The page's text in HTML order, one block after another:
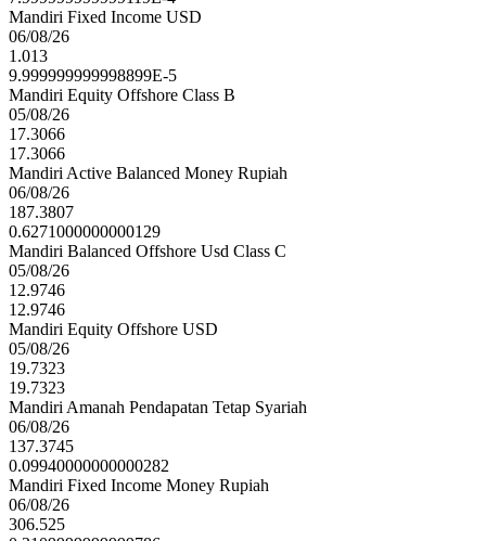
Mandiri Fixed Income USD
06/08/26
1.013
9.999999999998899E-5
Mandiri Equity Offshore Class B
05/08/26
17.3066
17.3066
Mandiri Active Balanced Money Rupiah
06/08/26
187.3807
0.6271000000000129
Mandiri Balanced Offshore Usd Class C
05/08/26
12.9746
12.9746
Mandiri Equity Offshore USD
05/08/26
19.7323
19.7323
Mandiri Amanah Pendapatan Tetap Syariah
06/08/26
137.3745
0.09940000000000282
Mandiri Fixed Income Money Rupiah
06/08/26
306.525